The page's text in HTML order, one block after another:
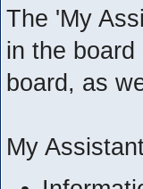
The 'My
in the
board, as
My